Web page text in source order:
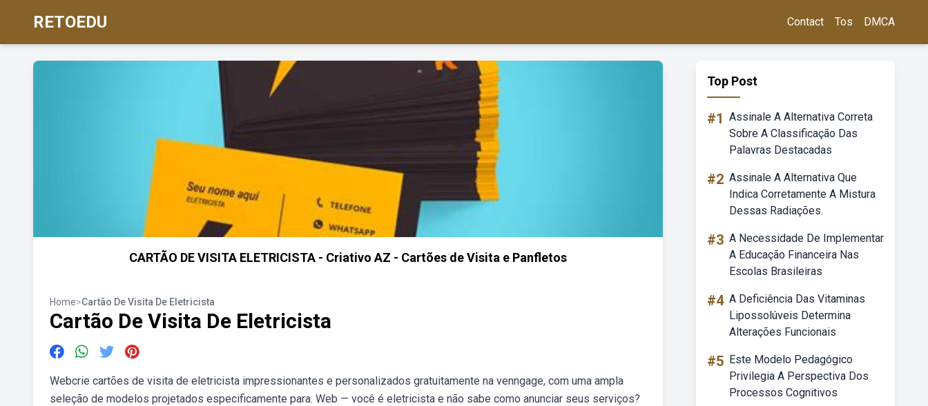
RETOEDU Contact Tos DMCA
CARTÃO DE VISITA ELETRICISTA - Criativo AZ - Cartões de Visita e Panfletos
Home>Cartão De Visita De Eletricista
Cartão De Visita De Eletricista
Webcrie cartões de visita de eletricista impressionantes e personalizados gratuitamente na venngage, com uma ampla
seleção de modelos projetados especificamente para. Web — você é eletricista e não sabe como anunciar seus serviços?
Top Post
#1 Assinale A Alternativa Correta
Sobre A Classificação Das
Palavras Destacadas
#2 Assinale A Alternativa Que
Indica Corretamente A Mistura
Dessas Radiações.
#3 A Necessidade De Implementar
A Educação Financeira Nas
Escolas Brasileiras
#4 A Deficiência Das Vitaminas
Lipossolúveis Determina
Alterações Funcionais
#5 Este Modelo Pedagógico
Privilegia A Perspectiva Dos
Processos Cognitivos